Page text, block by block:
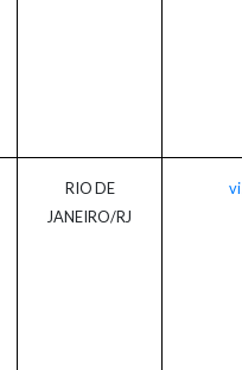
RIO DE
JANEIRO/RJ